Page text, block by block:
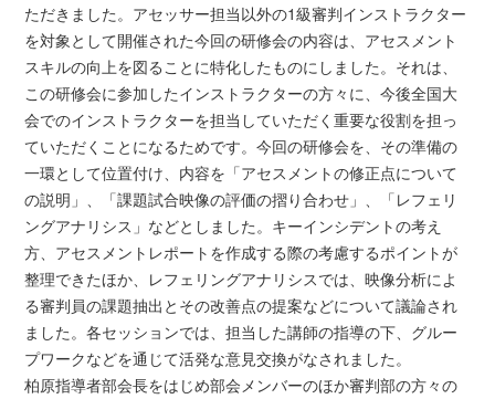
ただきました。アセッサー担当以外の1級審判インストラクター
を対象として開催された今回の研修会の内容は、アセスメント
スキルの向上を図ることに特化したものにしました。それは、
この研修会に参加したインストラクターの方々に、今後全国大
会でのインストラクターを担当していただく重要な役割を担っ
ていただくことになるためです。今回の研修会を、その準備の
一環として位置付け、内容を「アセスメントの修正点について
の説明」、「課題試合映像の評価の摺り合わせ」、「レフェリ
ングアナリシス」などとしました。キーインシデントの考え
方、アセスメントレポートを作成する際の考慮するポイントが
整理できたほか、レフェリングアナリシスでは、映像分析によ
る審判員の課題抽出とその改善点の提案などについて議論され
ました。各セッションでは、担当した講師の指導の下、グルー
プワークなどを通じて活発な意見交換がなされました。
柏原指導者部会長をはじめ部会メンバーのほか審判部の方々の